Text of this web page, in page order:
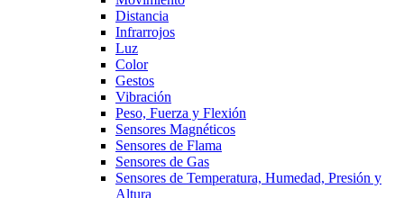
Distancia
Infrarrojos
Luz
Color
Gestos
Vibración
Peso, Fuerza y Flexión
Sensores Magnéticos
Sensores de Flama
Sensores de Gas
Sensores de Temperatura, Humedad, Presión y
Altura